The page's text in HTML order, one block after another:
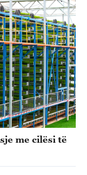
me cilësi të